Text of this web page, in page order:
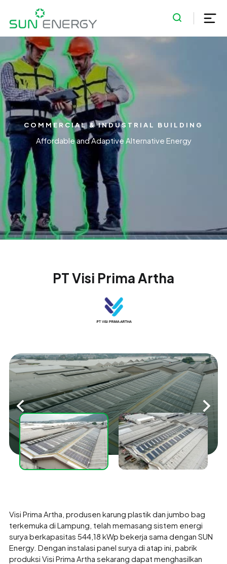
COMMERCIAL & INDUSTRIAL BUILDING
Affordable and Adaptive Alternative Energy
PT Visi Prima Artha
Visi Prima Artha, produsen karung plastik dan jumbo bag
terkemuka di Lampung, telah memasang sistem energi
surya berkapasitas 544,18 kWp bekerja sama dengan SUN
Energy. Dengan instalasi panel surya di atap ini, pabrik
produksi Visi Prima Artha sekarang dapat menghasilkan